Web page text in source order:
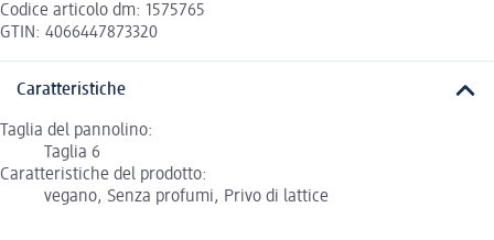
Codice articolo dm: 1575765
GTIN: 4066447873320
Caratteristiche
Taglia del pannolino:
Taglia 6
Caratteristiche del prodotto:
vegano, Senza profumi, Privo di lattice